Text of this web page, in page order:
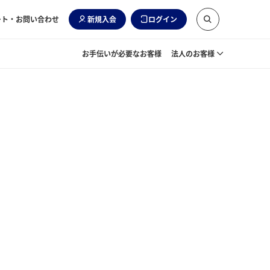
・お問い合わせ 新規入会 ログイン
お手伝いが必要なお客様 法人のお客様